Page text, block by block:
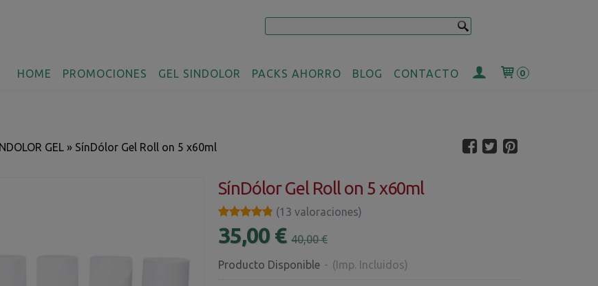
HOME PROMOCIONES GEL SINDOLOR PACKS AHORRO BLOG CONTACTO 0
GEL » SínDólor Gel Roll on 5 x60ml
SínDólor Gel Roll on 5 x60ml
★★★★★
★★★★★ (13 valoraciones)
35,00 € 40,00 €
Producto Disponible - (Imp. Incluidos)